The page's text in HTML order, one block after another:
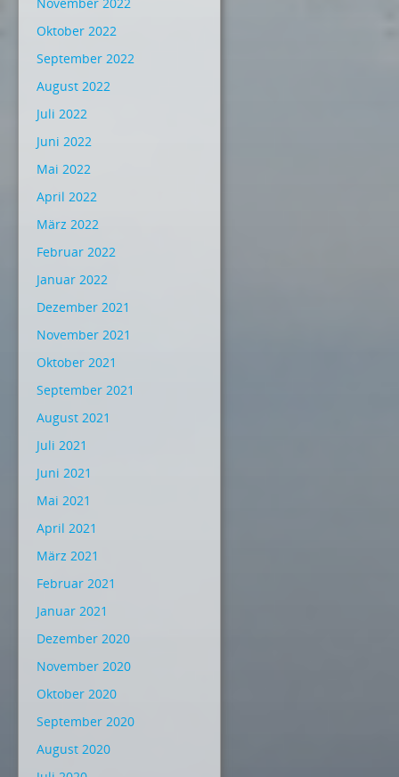
Oktober 2022
September 2022
August 2022
Juli 2022
Juni 2022
Mai 2022
April 2022
März 2022
Februar 2022
Januar 2022
Dezember 2021
November 2021
Oktober 2021
September 2021
August 2021
Juli 2021
Juni 2021
Mai 2021
April 2021
März 2021
Februar 2021
Januar 2021
Dezember 2020
November 2020
Oktober 2020
September 2020
August 2020